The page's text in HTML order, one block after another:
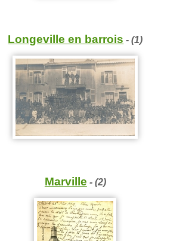
Longeville en barrois - (1)
Marville - (2)